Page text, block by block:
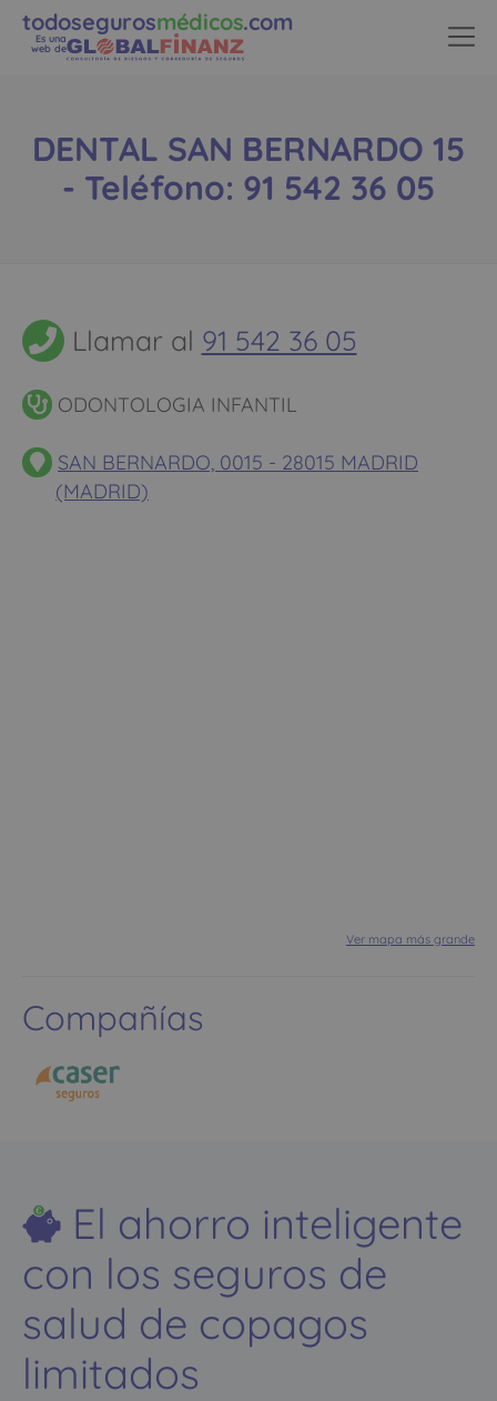
todosegurosmédicos.com
Es una
web de
DENTAL SAN BERNARDO 15
- Teléfono: 91 542 36 05
Llamar al 91 542 36 05
ODONTOLOGIA INFANTIL
SAN BERNARDO, 0015 - 28015 MADRID
(MADRID)
Ver mapa más grande
Compañías
El ahorro inteligente
con los seguros de
salud de copagos
limitados